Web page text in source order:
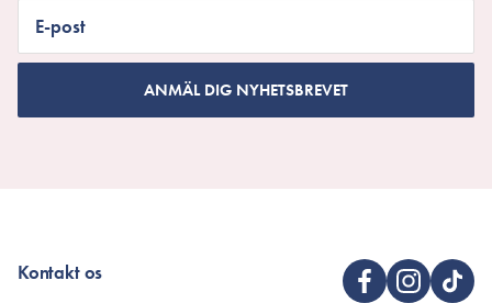
E-post
ANMÄL DIG NYHETSBREVET
Kontakt os